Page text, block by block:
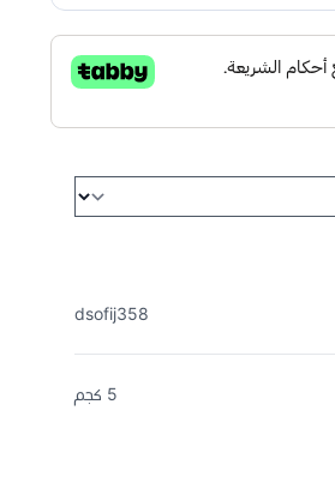
dsofij358
5 كجم